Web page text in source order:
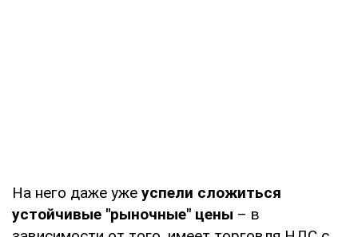
На него даже уже успели сложиться
устойчивые "рыночные" цены – в